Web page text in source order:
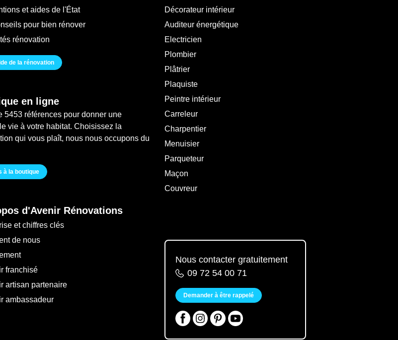
et aides de l'État
pour bien rénover
rénovation
de la rénovation
en ligne
5453 références pour donner une
vie à votre habitat. Choisissez la
qui vous plaît, nous nous occupons du
à la boutique
d'Avenir Rénovations
et chiffres clés
de nous
franchisé
artisan partenaire
ambassadeur
Décorateur intérieur
Auditeur énergétique
Electricien
Plombier
Plâtrier
Plaquiste
Peintre intérieur
Carreleur
Charpentier
Menuisier
Parqueteur
Maçon
Couvreur
Nous contacter gratuitement
09 72 54 00 71
Demander à être rappelé